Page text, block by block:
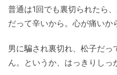
普通は1回でも裏切られたら
だって辛いから。心が痛いか
男に騙され裏切れ、松子だ
ん。というか、はっきりしっ